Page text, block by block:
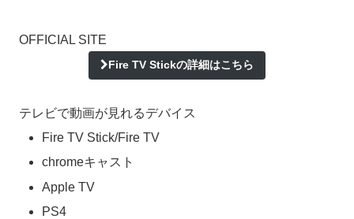
OFFICIAL SITE
Fire TV Stickの詳細はこちら
テレビで動画が見れるデバイス
Fire TV Stick/Fire TV
chromeキャスト
Apple TV
PS4